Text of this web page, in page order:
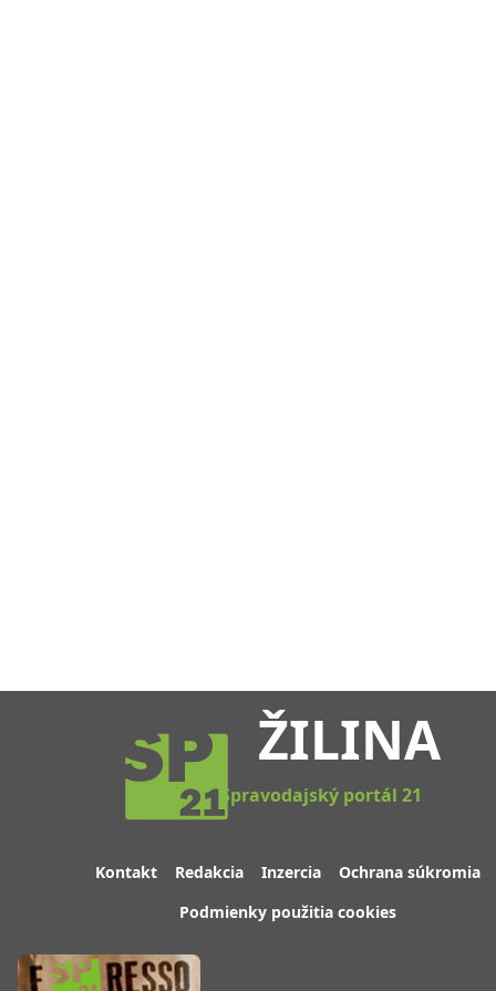
ŽILINA
Spravodajský portál 21
Kontakt Redakcia Inzercia
Ochrana súkromia
Podmienky použitia cookies